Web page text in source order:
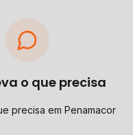
o que precisa
precisa em Penamacor